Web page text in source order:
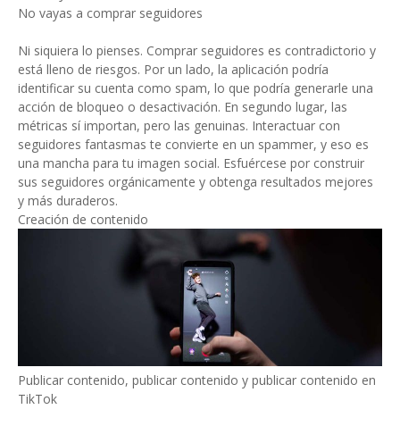
No vayas a comprar seguidores
Ni siquiera lo pienses. Comprar seguidores es contradictorio y
está lleno de riesgos. Por un lado, la aplicación podría
identificar su cuenta como spam, lo que podría generarle una
acción de bloqueo o desactivación. En segundo lugar, las
métricas sí importan, pero las genuinas. Interactuar con
seguidores fantasmas te convierte en un spammer, y eso es
una mancha para tu imagen social. Esfuércese por construir
sus seguidores orgánicamente y obtenga resultados mejores
y más duraderos.
Creación de contenido
Publicar contenido, publicar contenido y publicar contenido en
TikTok